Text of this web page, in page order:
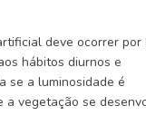
deve ocorrer por
hábitos diurnos e
se a luminosidade é
a vegetação se